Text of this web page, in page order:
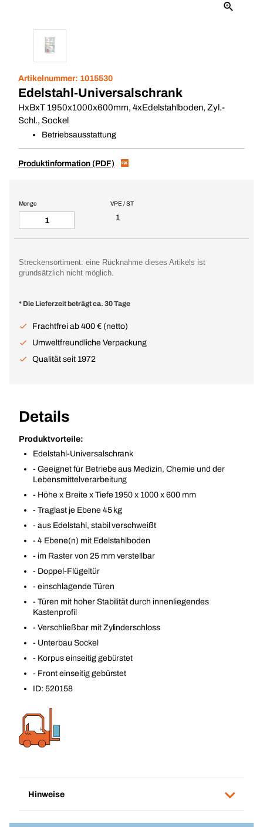
Artikelnummer: 1015530
Edelstahl-Universalschrank
HxBxT 1950x1000x600mm, 4xEdelstahlboden, Zyl.-
Schl., Sockel
Betriebsausstattung
Produktinformation (PDF)
VPE / ST
1
Menge
Streckensortiment: eine Rücknahme dieses Artikels ist
grundsätzlich nicht möglich.
* Die Lieferzeit beträgt ca. 30 Tage
Frachtfrei ab 400 € (netto)
Umweltfreundliche Verpackung
Qualität seit 1972
Details
Produktvorteile:
Edelstahl-Universalschrank
- Geeignet für Betriebe aus Medizin, Chemie und der
Lebensmittelverarbeitung
- Höhe x Breite x Tiefe 1950 x 1000 x 600 mm
- Traglast je Ebene 45 kg
- aus Edelstahl, stabil verschweißt
- 4 Ebene(n) mit Edelstahlboden
- im Raster von 25 mm verstellbar
- Doppel-Flügeltür
- einschlagende Türen
- Türen mit hoher Stabilität durch innenliegendes
Kastenprofil
- Verschließbar mit Zylinderschloss
- Unterbau Sockel
- Korpus einseitig gebürstet
- Front einseitig gebürstet
ID: 520158
Hinweise